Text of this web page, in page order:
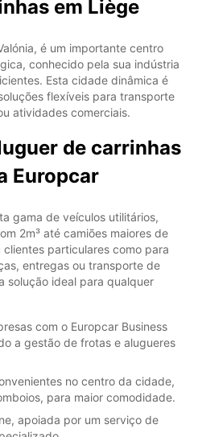
em Liège
é um importante centro
conhecido pela sua indústria
Esta cidade dinâmica é
flexíveis para transporte
atividades comerciais.
de carrinhas
Europcar
gama de veículos utilitários,
2m³ até camiões maiores de
particulares como para
entregas ou transporte de
solução ideal para qualquer
com o Europcar Business
a gestão de frotas e alugueres
no centro da cidade,
para maior comodidade.
apoiada por um serviço de